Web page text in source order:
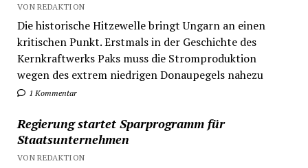
VON REDAKTION
Die historische Hitzewelle bringt Ungarn an einen
kritischen Punkt. Erstmals in der Geschichte des
Kernkraftwerks Paks muss die Stromproduktion
wegen des extrem niedrigen Donaupegels nahezu
1 Kommentar
Regierung startet Sparprogramm für
Staatsunternehmen
VON REDAKTION